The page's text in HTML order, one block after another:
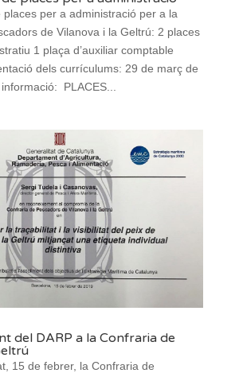
per a administració per a la
de Vilanova i la Geltrú: 2 places
1 plaça d’auxiliar comptable
dels currículums: 29 de març de
PLACES...
del DARP a la Confraria de
15 de febrer, la Confraria de